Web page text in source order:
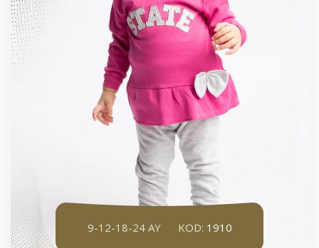
9-12-18-24 AY KOD: 1910